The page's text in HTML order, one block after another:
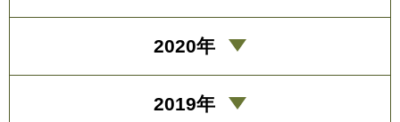
2020年
2019年